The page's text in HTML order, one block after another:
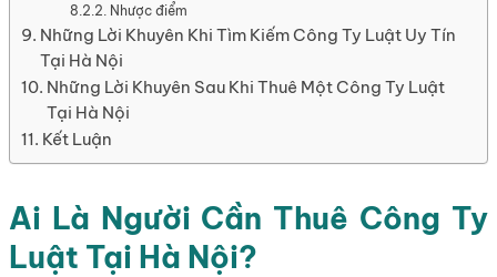
Nhược điểm
Những Lời Khuyên Khi Tìm Kiếm Công Ty Luật Uy Tín
Tại Hà Nội
Những Lời Khuyên Sau Khi Thuê Một Công Ty Luật
Tại Hà Nội
Kết Luận
Ai Là Người Cần Thuê Công Ty
Luật Tại Hà Nội?